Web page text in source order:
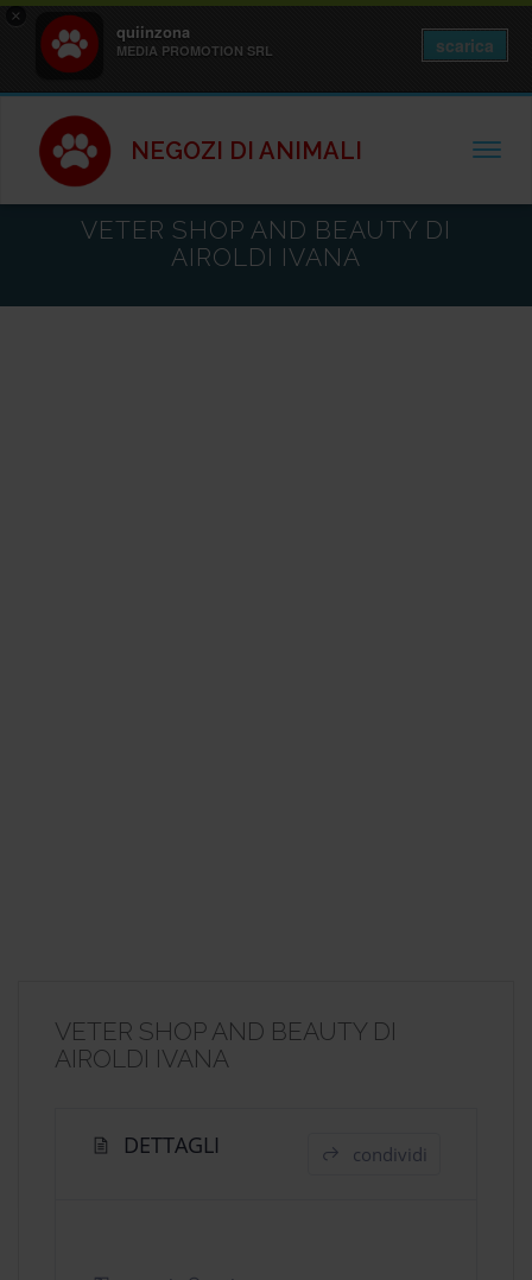
×
quiinzona
MEDIA PROMOTION SRL scarica
NEGOZI DI ANIMALI
VETER SHOP AND BEAUTY DI
AIROLDI IVANA
VETER SHOP AND BEAUTY DI
AIROLDI IVANA
DETTAGLI condividi